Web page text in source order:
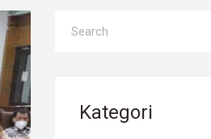
Kategori